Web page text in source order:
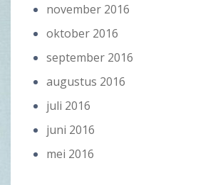
november 2016
oktober 2016
september 2016
augustus 2016
juli 2016
juni 2016
mei 2016